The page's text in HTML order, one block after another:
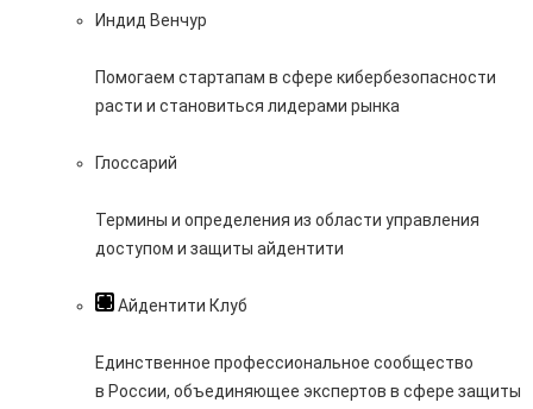
Индид Венчур
Помогаем стартапам в сфере кибербезопасности
расти и становиться лидерами рынка
Глоссарий
Термины и определения из области управления
доступом и защиты айдентити
Айдентити Клуб
Единственное профессиональное сообщество
в России, объединяющее экспертов в сфере защиты